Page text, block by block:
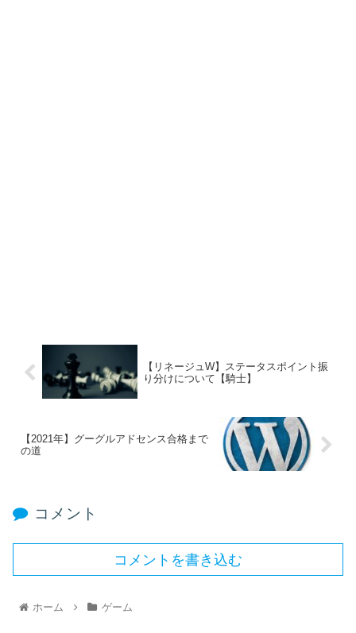
【リネージュW】ステータスポイント振
り分けについて【騎士】
【2021年】グーグルアドセンス合格まで
の道
コメント
コメントを書き込む
ホーム ゲーム